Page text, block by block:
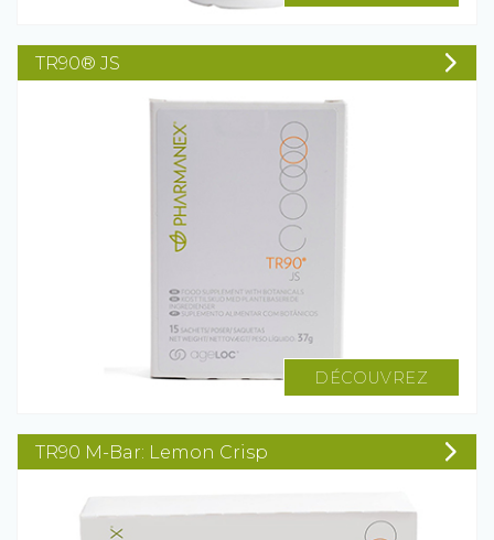
TR90® JS
DÉCOUVREZ
TR90 M-Bar: Lemon Crisp